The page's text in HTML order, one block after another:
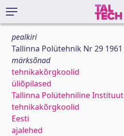
pealkiri
Tallinna Polütehnik Nr 29 1961
märksõnad
tehnikakõrgkoolid
üliõpilased
Tallinna Polütehniline Instituut
tehnikakõrgkoolid
Eesti
ajalehed